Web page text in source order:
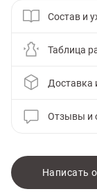
Состав и
Таблица
Доставка
Отзывы и
Написать